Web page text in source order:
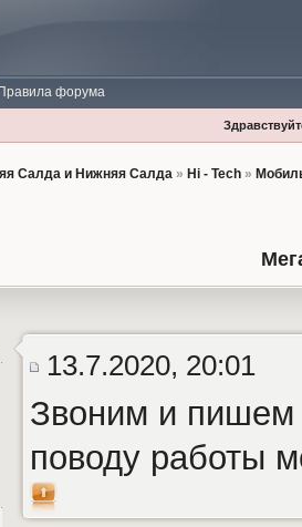
Правила форума
Салда и Нижняя Салда» Hi - Tech»
13.7.2020, 20:01
Звоним и пишем
поводу работы